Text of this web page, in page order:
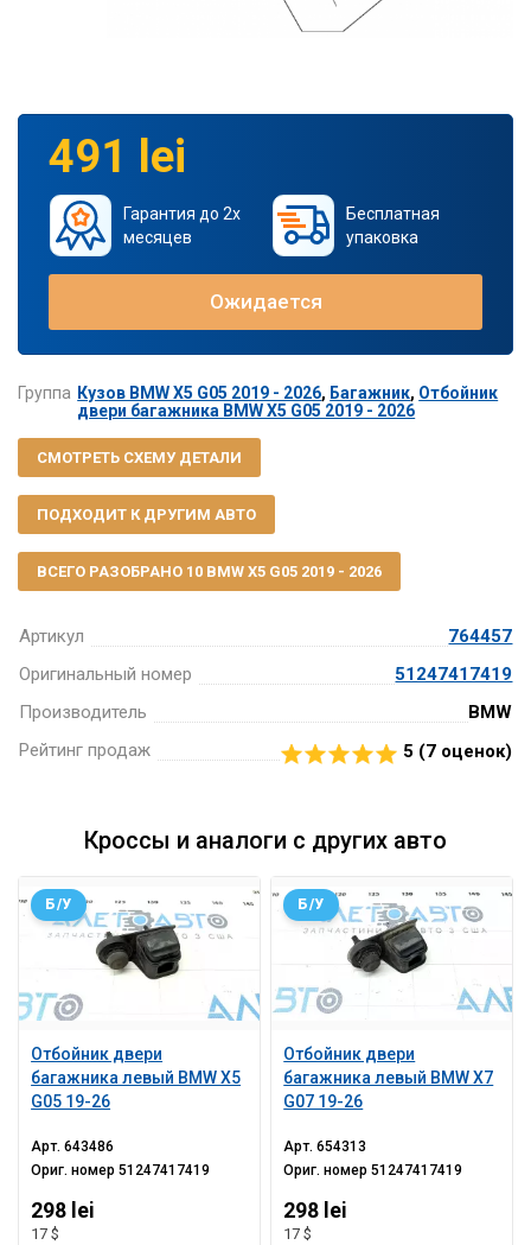
Артикул
764457
Оригинальный номер
51247417419
Производитель
BMW
Рейтинг продаж
5 (7 оценок)
491 lei
Гарантия до 2х
месяцев
Бесплатная
упаковка
Ожидается
Группа Кузов BMW X5 G05 2019 - 2026, Багажник, Отбойник
двери багажника BMW X5 G05 2019 - 2026
СМОТРЕТЬ СХЕМУ ДЕТАЛИ
ПОДХОДИТ К ДРУГИМ АВТО
ВСЕГО РАЗОБРАНО 10 BMW X5 G05 2019 - 2026
Кроссы и аналоги с других авто
Отбойник двери
багажника левый BMW X5
G05 19-26
Б/У
Арт.643486
Ориг. номер51247417419
298 lei
17 $
Отбойник двери
багажника левый BMW X7
G07 19-26
Б/У
Арт.654313
Ориг. номер51247417419
298 lei
17 $